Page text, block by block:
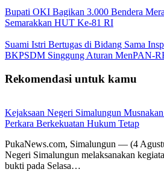
Bupati OKI Bagikan 3.000 Bendera
Semarakkan HUT Ke-81 RI
Suami Istri Bertugas di Bidang Sama
BKPSDM Singgung Aturan MenPAN-
Rekomendasi untuk kamu
Kejaksaan Negeri Simalungun
Perkara Berkekuatan Hukum Tetap
PukaNews.com, Simalungun — (4
Negeri Simalungun melaksanakan
bukti pada Selasa…